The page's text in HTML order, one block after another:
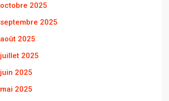
octobre 2025
septembre 2025
août 2025
juillet 2025
juin 2025
mai 2025